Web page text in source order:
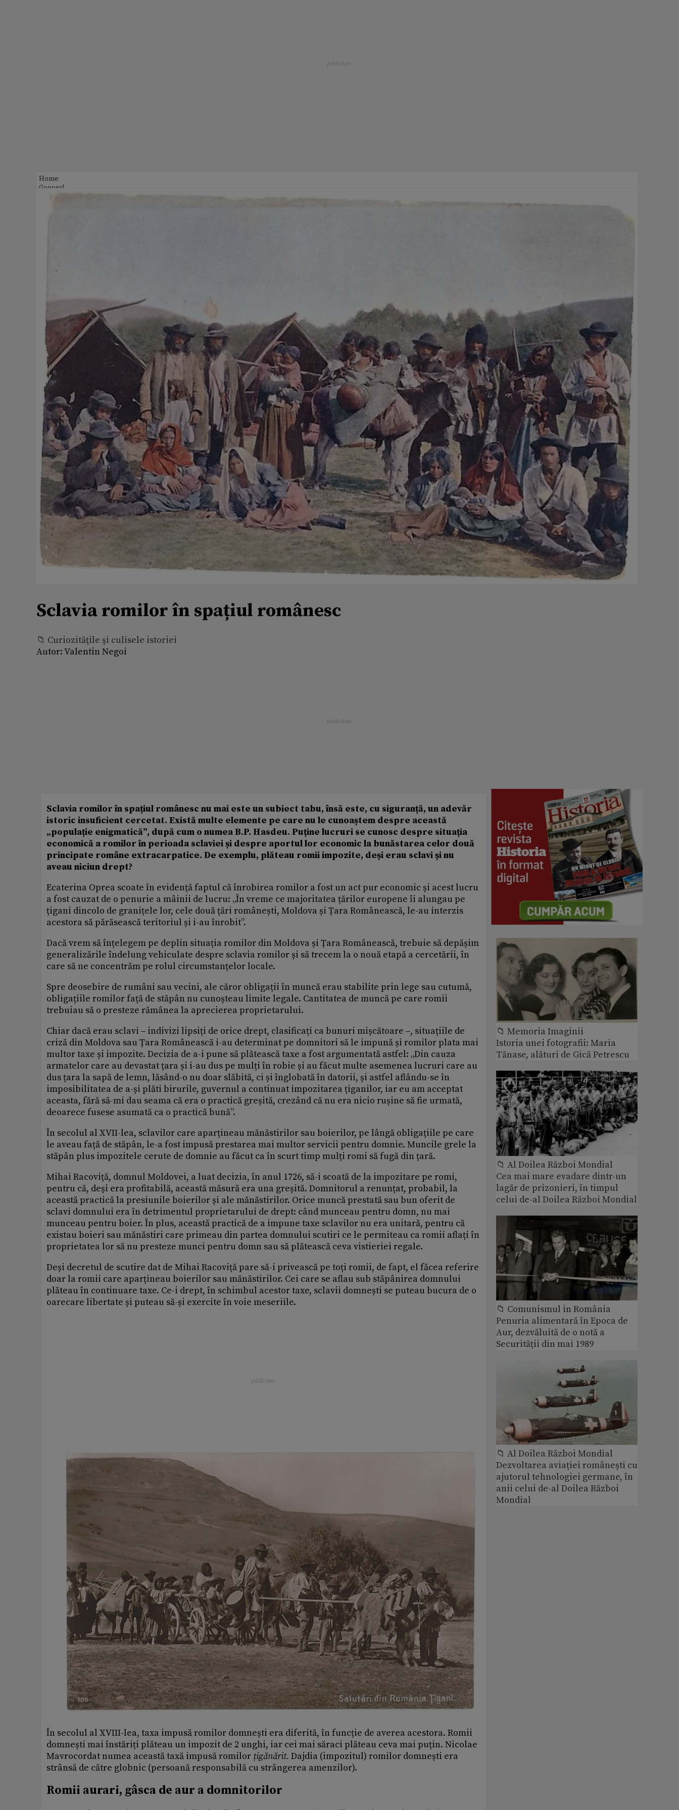
Home
General
Sclavia romilor în spațiul românesc
📁 Curiozităţile şi culisele istoriei
Autor:Valentin Negoi
Sclavia romilor în spațiul românesc nu mai este un subiect tabu, însă este, cu siguranță, un adevăr
istoric insuficient cercetat. Există multe elemente pe care nu le cunoaștem despre această
„populație enigmatică”, după cum o numea B.P. Hasdeu. Puține lucruri se cunosc despre situația
economică a romilor în perioada sclaviei și despre aportul lor economic la bunăstarea celor două
principate române extracarpatice. De exemplu, plăteau romii impozite, deși erau sclavi și nu
aveau niciun drept?
Ecaterina Oprea scoate în evidență faptul că înrobirea romilor a fost un act pur economic și acest lucru
a fost cauzat de o penurie a mâinii de lucru: „În vreme ce majoritatea țărilor europene îi alungau pe
țigani dincolo de granițele lor, cele două țări românești, Moldova și Țara Românească, le-au interzis
acestora să părăsească teritoriul și i-au înrobit”.
Dacă vrem să înțelegem pe deplin situația romilor din Moldova și Țara Românească, trebuie să depășim
generalizările îndelung vehiculate despre sclavia romilor și să trecem la o nouă etapă a cercetării, în
care să ne concentrăm pe rolul circumstanțelor locale.
Spre deosebire de rumâni sau vecini, ale căror obligații în muncă erau stabilite prin lege sau cutumă,
obligațiile romilor față de stăpân nu cunoșteau limite legale. Cantitatea de muncă pe care romii
trebuiau să o presteze rămânea la aprecierea proprietarului.
Chiar dacă erau sclavi ‒ indivizi lipsiți de orice drept, clasificați ca bunuri mișcătoare ‒, situațiile de
criză din Moldova sau Țara Românească i-au determinat pe domnitori să le impună și romilor plata mai
multor taxe și impozite. Decizia de a-i pune să plătească taxe a fost argumentată astfel: „Din cauza
armatelor care au devastat țara și i-au dus pe mulți în robie și au făcut multe asemenea lucruri care au
dus țara la sapă de lemn, lăsând-o nu doar slăbită, ci și înglobată în datorii, și astfel aflându-se în
imposibilitatea de a-și plăti birurile, guvernul a continuat impozitarea țiganilor, iar eu am acceptat
aceasta, fără să-mi dau seama că era o practică greșită, crezând că nu era nicio rușine să fie urmată,
deoarece fusese asumată ca o practică bună”.
În secolul al XVII-lea, sclavilor care aparțineau mănăstirilor sau boierilor, pe lângă obligațiile pe care
le aveau față de stăpân, le-a fost impusă prestarea mai multor servicii pentru domnie. Muncile grele la
stăpân plus impozitele cerute de domnie au făcut ca în scurt timp mulți romi să fugă din țară.
Mihai Racoviță, domnul Moldovei, a luat decizia, în anul 1726, să-i scoată de la impozitare pe romi,
pentru că, deși era profitabilă, această măsură era una greșită. Domnitorul a renunțat, probabil, la
această practică la presiunile boierilor și ale mănăstirilor. Orice muncă prestată sau bun oferit de
sclavi domnului era în detrimentul proprietarului de drept: când munceau pentru domn, nu mai
munceau pentru boier. În plus, această practică de a impune taxe sclavilor nu era unitară, pentru că
existau boieri sau mănăstiri care primeau din partea domnului scutiri ce le permiteau ca romii aflați în
proprietatea lor să nu presteze munci pentru domn sau să plătească ceva vistieriei regale.
Deși decretul de scutire dat de Mihai Racoviță pare să-i privească pe toți romii, de fapt, el făcea referire
doar la romii care aparțineau boierilor sau mănăstirilor. Cei care se aflau sub stăpânirea domnului
plăteau în continuare taxe. Ce-i drept, în schimbul acestor taxe, sclavii domnești se puteau bucura de o
oarecare libertate și puteau să-și exercite în voie meseriile.
În secolul al XVIII-lea, taxa impusă romilor domnești era diferită, în funcție de averea acestora. Romii
domnești mai înstăriți plăteau un impozit de 2 unghi, iar cei mai săraci plăteau ceva mai puțin. Nicolae
Mavrocordat numea această taxă impusă romilor țigănărit. Dajdia (impozitul) romilor domnești era
strânsă de către globnic (persoană responsabilă cu strângerea amenzilor).
Romii aurari, gâsca de aur a domnitorilor
📁 Memoria Imaginii
Istoria unei fotografii: Maria
Tănase, alături de Gică Petrescu
📁 Al Doilea Război Mondial
Cea mai mare evadare dintr-un
lagăr de prizonieri, în timpul
celui de-al Doilea Război Mondial
📁 Comunismul in România
Penuria alimentară în Epoca de
Aur, dezvăluită de o notă a
Securității din mai 1989
📁 Al Doilea Război Mondial
Dezvoltarea aviației românești cu
ajutorul tehnologiei germane, în
anii celui de-al Doilea Război
Mondial